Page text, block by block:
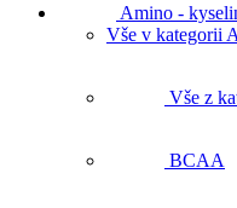
Amino -
Vše v kategorii
Vše z
BCAA